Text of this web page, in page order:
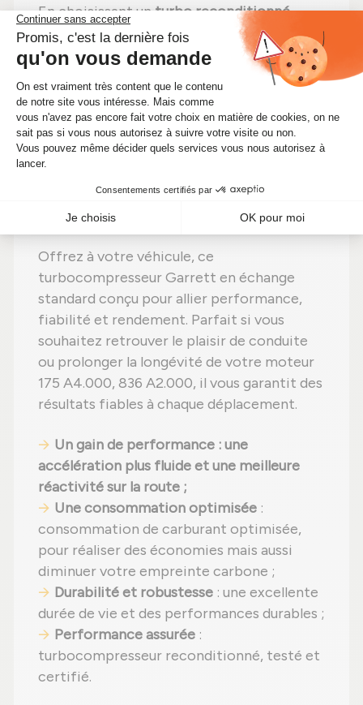
En choisissant unturbo reconditionné,
vous faites un pari gagnant :
même
puissance,moins de dépenses (avec un
choix
écologique. Alors pourquoi hésiter ?
Optimisez votre moteur tout en faisant
des économies !
votre moteur avec ce turbo Garrett
reconditionné
Offrez à votre véhicule, ce
turbocompresseur Garrett en échange
standard conçu pour allier performance,
fiabilité et rendement. Parfait si vous
souhaitez retrouver le plaisir de conduite
ou prolonger la longévité de votre moteur
175 A4.000, 836 A2.000, il vous garantit des
résultats fiables à chaque déplacement.
Un gain de performance : une
accélération plus fluide et une meilleure
réactivité sur la route ;
Une consommation optimisée :
consommation de carburant optimisée,
pour réaliser des économies mais aussi
diminuer votre empreinte carbone ;
Durabilité et robustesse : une excellente
durée de vie et des performances durables ;
Performance assurée :
turbocompresseur reconditionné, testé et
certifié.